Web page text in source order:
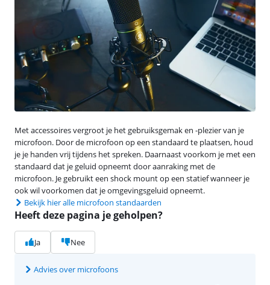
Met accessoires vergroot je het gebruiksgemak en -plezier van je
microfoon. Door de microfoon op een standaard te plaatsen, houd
je je handen vrij tijdens het spreken. Daarnaast voorkom je met een
standaard dat je geluid opneemt door aanraking met de
microfoon. Je gebruikt een shock mount op een statief wanneer je
ook wil voorkomen dat je omgevingsgeluid opneemt.
Bekijk hier alle microfoon standaarden
Heeft deze pagina je geholpen?
Ja Nee
Advies over microfoons